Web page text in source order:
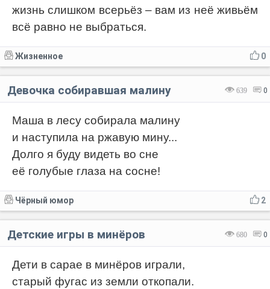
жизнь слишком всерьёз – вам из неё живьём
всё равно не выбраться.
0
Жизненное
639 0
Девочка собиравшая малину
Маша в лесу собирала малину
и наступила на ржавую мину...
Долго я буду видеть во сне
её голубые глаза на сосне!
2
Чёрный юмор
680 0
Детские игры в минёров
Дети в сарае в минёров играли,
старый фугас из земли откопали.